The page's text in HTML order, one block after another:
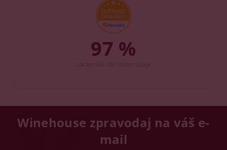
97 %
Winehouse zpravodaj na váš e-
mail